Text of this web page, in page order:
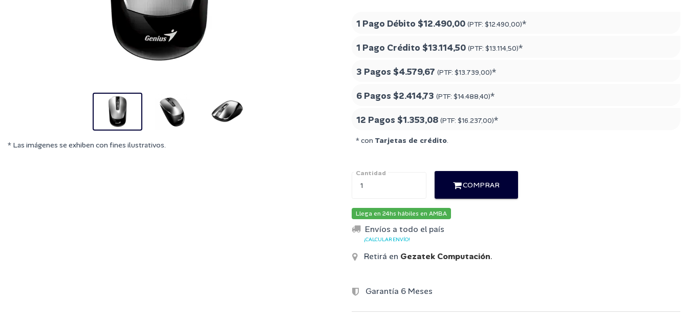
* Las imágenes se exhiben con fines ilustrativos.
1 Pago Débito $12.490,00 (PTF: $12.490,00)*
1 Pago Crédito $13.114,50 (PTF: $13.114,50)*
3 Pagos $4.579,67 (PTF: $13.739,00)*
6 Pagos $2.414,73 (PTF: $14.488,40)*
12 Pagos $1.353,08 (PTF: $16.237,00)*
* con Tarjetas de crédito
Cantidad
COMPRAR
Llega en 24hs hábiles en AMBA
Envíos a todo el país
¡CALCULAR ENVÍO!
Retirá en Gezatek Computación.
Garantía 6 Meses